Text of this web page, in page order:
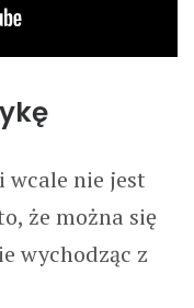
wcale nie jest
że można się
wychodząc z